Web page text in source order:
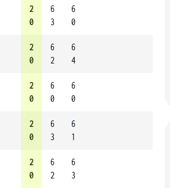
2
0
6
3
6
0
2
0
6
2
6
4
2
0
6
0
6
0
2
0
6
3
6
1
2
0
6
2
6
3